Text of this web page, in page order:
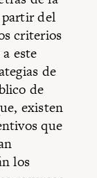
partir del
criterios
este
de
de
existen
que
los